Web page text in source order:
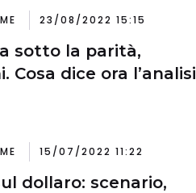
23/08/2022 15:15
sotto la parità,
Cosa dice ora l’analisi
15/07/2022 11:22
dollaro: scenario,